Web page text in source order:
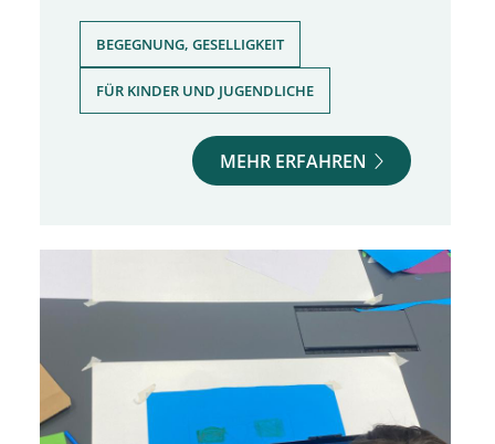
BEGEGNUNG, GESELLIGKEIT
FÜR KINDER UND JUGENDLICHE
MEHR ERFAHREN